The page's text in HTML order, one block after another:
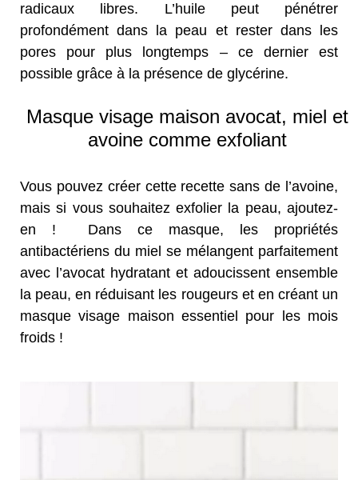
radicaux libres. L’huile peut pénétrer
profondément dans la peau et rester dans les
pores pour plus longtemps – ce dernier est
possible grâce à la présence de glycérine.
Masque visage maison avocat, miel et
avoine comme exfoliant
Vous pouvez créer cette recette sans de l’avoine,
mais si vous souhaitez exfolier la peau, ajoutez-
en ! Dans ce masque, les propriétés
antibactériens du miel se mélangent parfaitement
avec l’avocat hydratant et adoucissent ensemble
la peau, en réduisant les rougeurs et en créant un
masque visage maison essentiel pour les mois
froids !